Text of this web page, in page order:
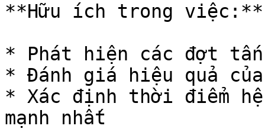
**Hữu ích trong việc:**
* Phát hiện các đợt tấn
* Đánh giá hiệu quả
* Xác định thời điểm
mạnh nhất